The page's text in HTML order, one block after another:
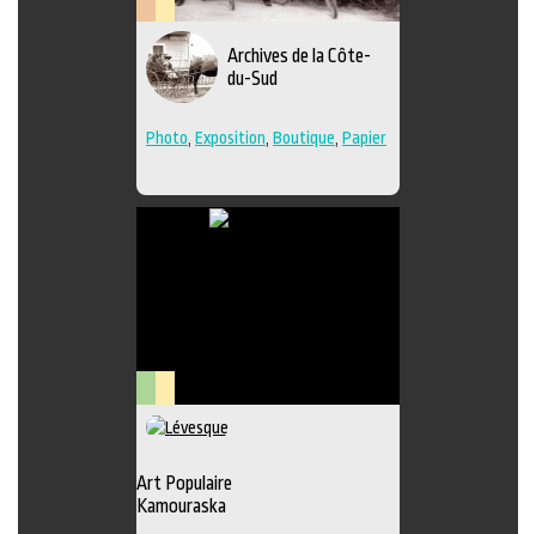
Patrimoine
et
archives
Lieu
culturel
Archives de la Côte-
du-Sud
Photo Exposition Boutique Papier
ArtsLieu
Art Populaire
Kamouraska